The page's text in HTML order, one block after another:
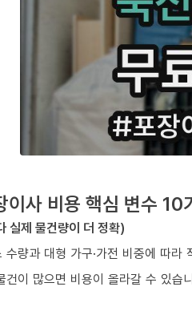
이사 비용 핵심 변수 10
실제 물건량이 더 정확)
수량과 대형 가구·가전 비중에 따라
건이 많으면 비용이 올라갈 수 있습